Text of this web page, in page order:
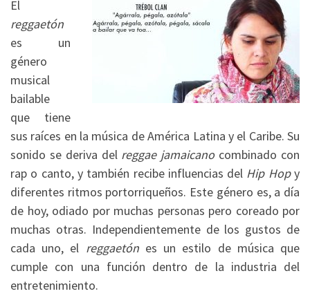
El
reggaetón
es un
género
musical
bailable
que tiene
sus raíces en la música de América Latina y el Caribe. Su
sonido se deriva del reggae jamaicanocombinado con
rap o canto, y también recibe influencias del Hip Hopy
diferentes ritmos portorriqueños. Este género es, a día
de hoy, odiado por muchas personas pero coreado por
muchas otras. Independientemente de los gustos de
cada uno, el reggaetónes un estilo de música que
cumple con una función dentro de la industria del
entretenimiento.